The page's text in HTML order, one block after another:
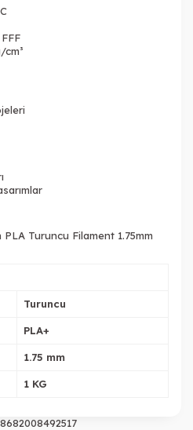
cm³
Turuncu Filament 1.75mm
Turuncu
PLA+
1.75 mm
1 KG
8682008492517